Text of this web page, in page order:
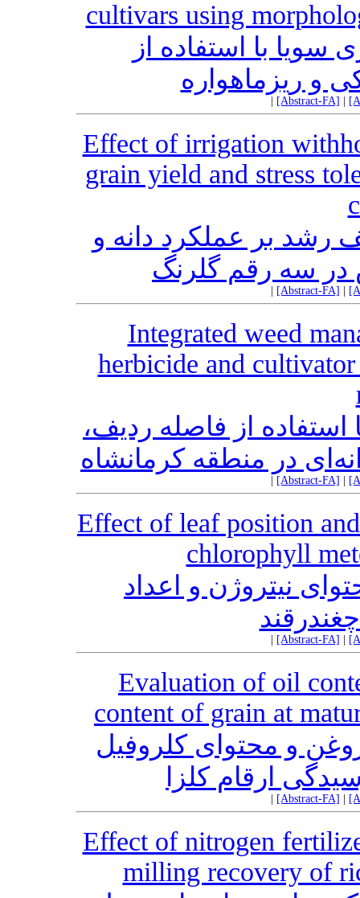
cultivars using
سویا با استفاده از
و ریزماهواره
[Abstract-FA]
Effect of irrigation
grain yield and stress
رشد بر عملکرد دانه و
سه رقم گلرنگ
[Abstract-FA]
Integrated weed
herbicide and
از فاصله ردیف،
در منطقه کرمانشاه
[Abstract-FA]
Effect of leaf position
chlorophyll
نیتروژن و اعداد
[Abstract-FA]
Evaluation of oil
content of grain at
و محتوای کلروفیل
ارقام کلزا
[Abstract-FA]
Effect of nitrogen
milling recovery of